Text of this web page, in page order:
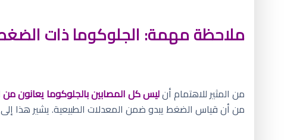
ملاحظة مهمة: الجلوكوما ذات
من المثير للاهتمام أنليس كل المصابين بالجلوكوما يعانون
من أن قياس الضغط يبدو ضمن المعدلات الطبيعية. يشير هذا